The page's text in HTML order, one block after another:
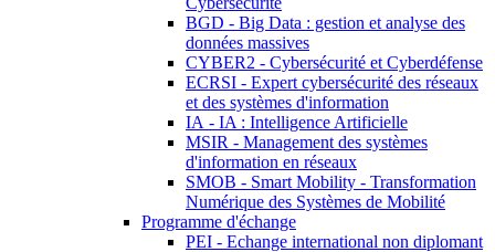
BGD - Big Data : gestion et analyse des
données massives
CYBER2 - Cybersécurité et Cyberdéfense
ECRSI - Expert cybersécurité des réseaux
et des systèmes d'information
IA - IA : Intelligence Artificielle
MSIR - Management des systèmes
d'information en réseaux
SMOB - Smart Mobility - Transformation
Numérique des Systèmes de Mobilité
Programme d'échange
PEI - Echange international non diplomant